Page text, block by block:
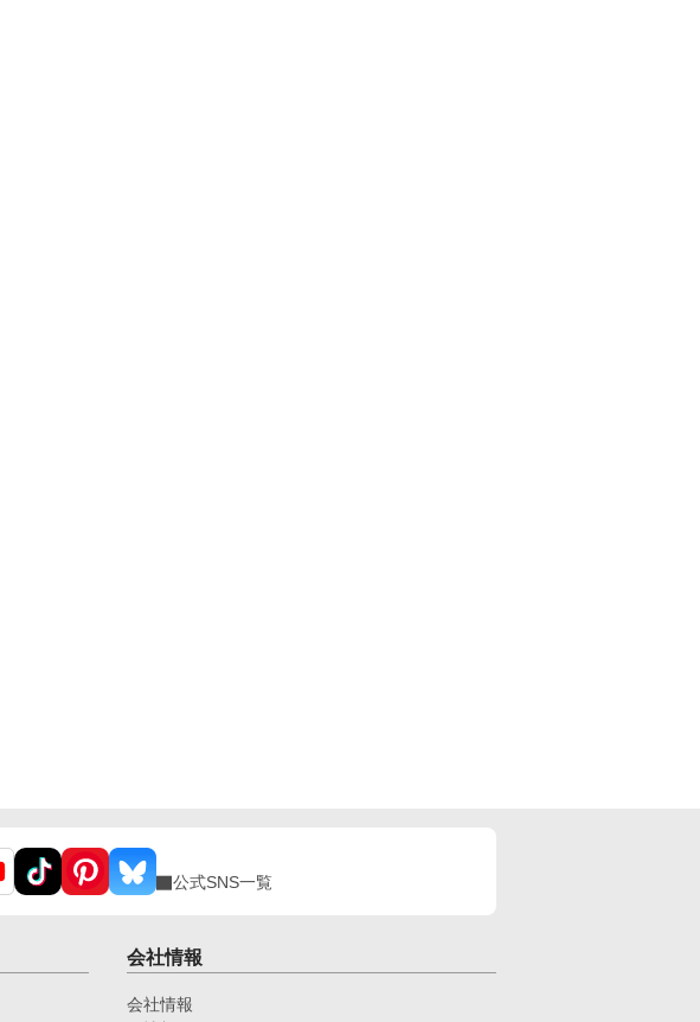
公式SNS一覧
会社情報
会社情報